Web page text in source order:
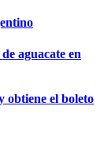
aguacate en
obtiene el boleto